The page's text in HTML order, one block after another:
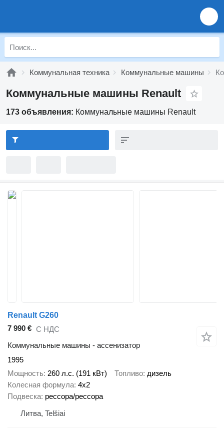
Коммунальная техника Коммунальные машины
Коммунальные машины Renault
173 объявления: Коммунальные машины Renault
Renault G260
7 990 € С НДС
Коммунальные машины - ассенизатор
1995
Мощность 260 л.с. (191 кВт) Топливо дизель
Колесная формула 4x2
Подвеска рессора/рессора
Литва, Telšiai